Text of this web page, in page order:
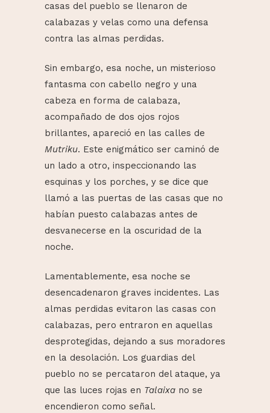
casas del pueblo se llenaron de
calabazas y velas como una defensa
contra las almas perdidas.
Sin embargo, esa noche, un misterioso
fantasma con cabello negro y una
cabeza en forma de calabaza,
acompañado de dos ojos rojos
brillantes, apareció en las calles de
Mutriku. Este enigmático ser caminó de
un lado a otro, inspeccionando las
esquinas y los porches, y se dice que
llamó a las puertas de las casas que no
habían puesto calabazas antes de
desvanecerse en la oscuridad de la
noche.
Lamentablemente, esa noche se
desencadenaron graves incidentes. Las
almas perdidas evitaron las casas con
calabazas, pero entraron en aquellas
desprotegidas, dejando a sus moradores
en la desolación. Los guardias del
pueblo no se percataron del ataque, ya
que las luces rojas en Talaixa no se
encendieron como señal.